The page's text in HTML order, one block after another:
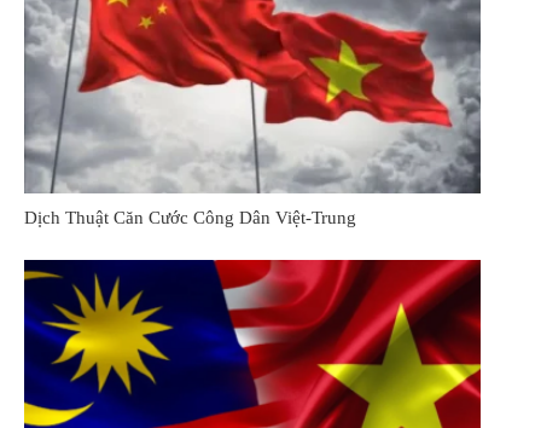
Dịch Thuật Căn Cước Công Dân Việt-Trung